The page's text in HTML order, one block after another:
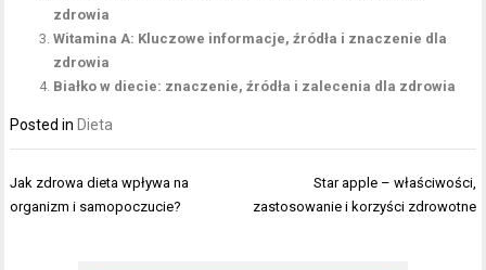
zdrowia
Witamina A: Kluczowe informacje, źródła i znaczenie dla
zdrowia
Białko w diecie: znaczenie, źródła i zalecenia dla zdrowia
Posted in Dieta
Nawigacja
wpisu
Jak zdrowa dieta wpływa na
organizm i samopoczucie?
Star apple – właściwości,
zastosowanie i korzyści zdrowotne